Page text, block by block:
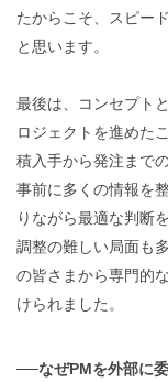
たからこそ、スピー
と思います。
最後は、コンセプト
ロジェクトを進めた
積入手から発注まで
事前に多くの情報を
りながら最適な判断
調整の難しい局面も
の皆さまから専門的
けられました。
──なぜPMを外部に